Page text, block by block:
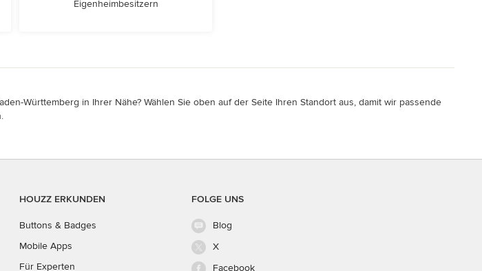
Eigenheimbesitzern
Württemberg in Ihrer Nähe? Wählen Sie oben auf der Seite Ihren Standort aus, damit wir passende
HOUZZ ERKUNDEN
Buttons & Badges
Mobile Apps
Für Experten
FOLGE UNS
Blog
X
Facebook